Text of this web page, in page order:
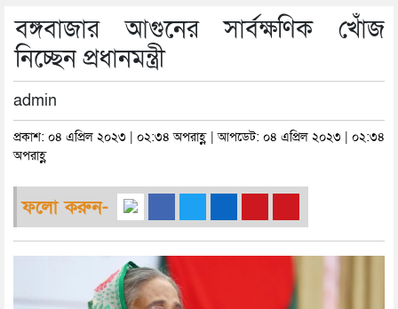
বঙ্গবাজার আগুনের সার্বক্ষণিক খোঁজ
নিচ্ছেন প্রধানমন্ত্রী
admin
প্রকাশ: ০৪ এপ্রিল ২০২৩ | ০২:৩৪ অপরাহ্ণ | আপডেট: ০৪ এপ্রিল ২০২৩ | ০২:৩৪
অপরাহ্ণ
ফলো করুন-